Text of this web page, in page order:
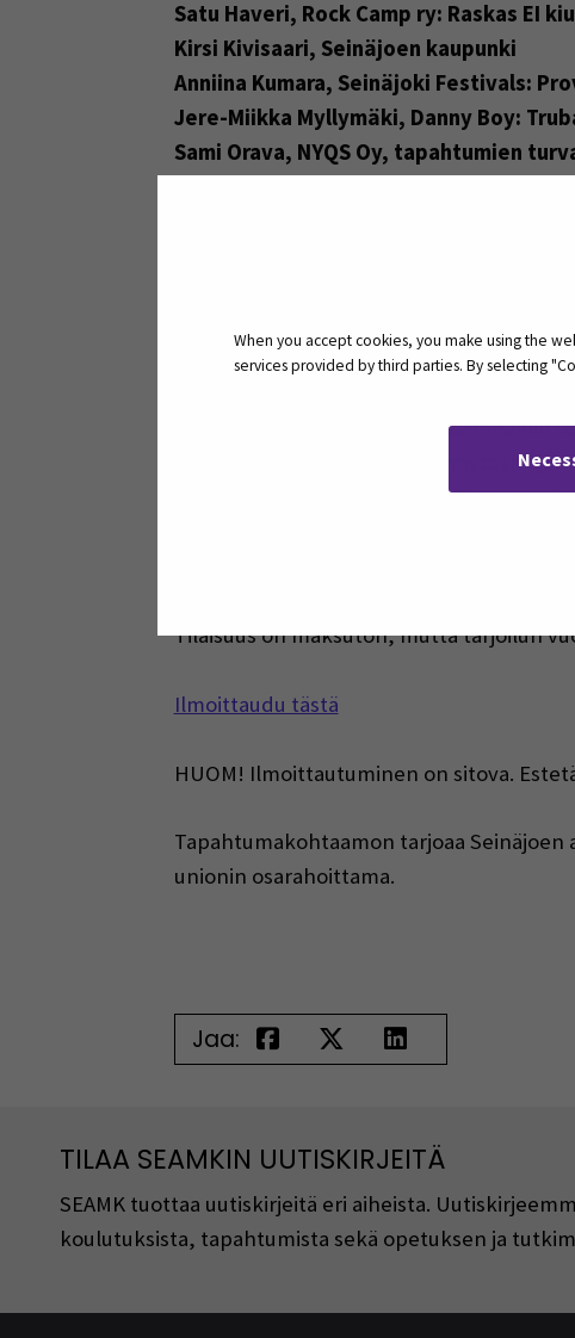
When you accept cookies, you make using the
services provided by third parties. By selecting
Satu Haveri, Rock Camp ry: Raskas EI
Kirsi Kivisaari, Seinäjoen kaupunki
Anniina Kumara, Seinäjoki Festivals:
Jere-Miikka Myllymäki, Danny Boy:
Sami Orava, NYQS Oy, tapahtumien
– tutustutaan muihin
– syvennytään
– tilaisuuteen osallistuvat
Tilaisuus on maksuton, mutta tarjoilun
Ilmoittaudu tästä
HUOM! Ilmoittautuminen on sitova.
Tapahtumakohtaamon tarjoaa
unionin osarahoittama.
Jaa:
TILAA SEAMKIN UUTISKIRJEITÄ
SEAMK tuottaa uutiskirjeitä eri aiheista.
koulutuksista, tapahtumista sekä opetuksen ja